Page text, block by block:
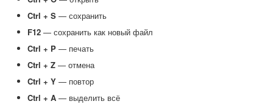
Ctrl + S — сохранить
F12 — сохранить как новый файл
Ctrl + P — печать
Ctrl + Z — отмена
Ctrl + Y — повтор
Ctrl + A — выделить всё